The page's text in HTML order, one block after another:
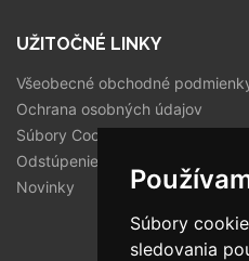
Súbory
sledovania
UŽITOČNÉ LINKY
Všeobecné obchodné
Ochrana osobných údajov
Súbory Cookies
Odstúpenie od zmluvy
Novinky